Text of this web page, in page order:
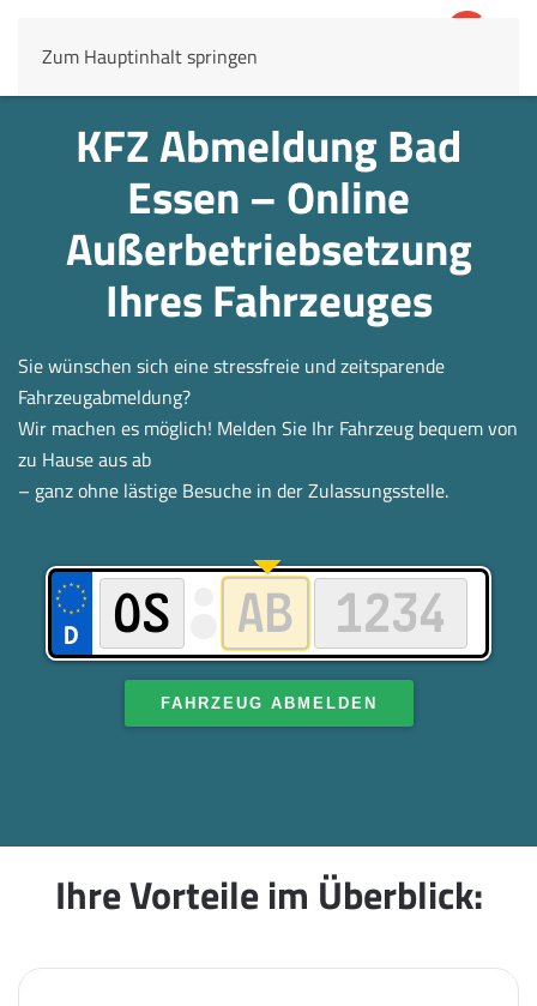
Zum Hauptinhalt springen
KFZ Abmeldung Bad
Essen – Online
Außerbetrieb­setzung
Ihres Fahrzeuges
Sie wünschen sich eine stressfreie und zeitsparende
Fahrzeugabmeldung?
Wir machen es möglich! Melden Sie Ihr Fahrzeug bequem von
zu Hause aus ab
– ganz ohne lästige Besuche in der Zulassungsstelle.
FAHRZEUG ABMELDEN
Ihre Vorteile im Überblick: